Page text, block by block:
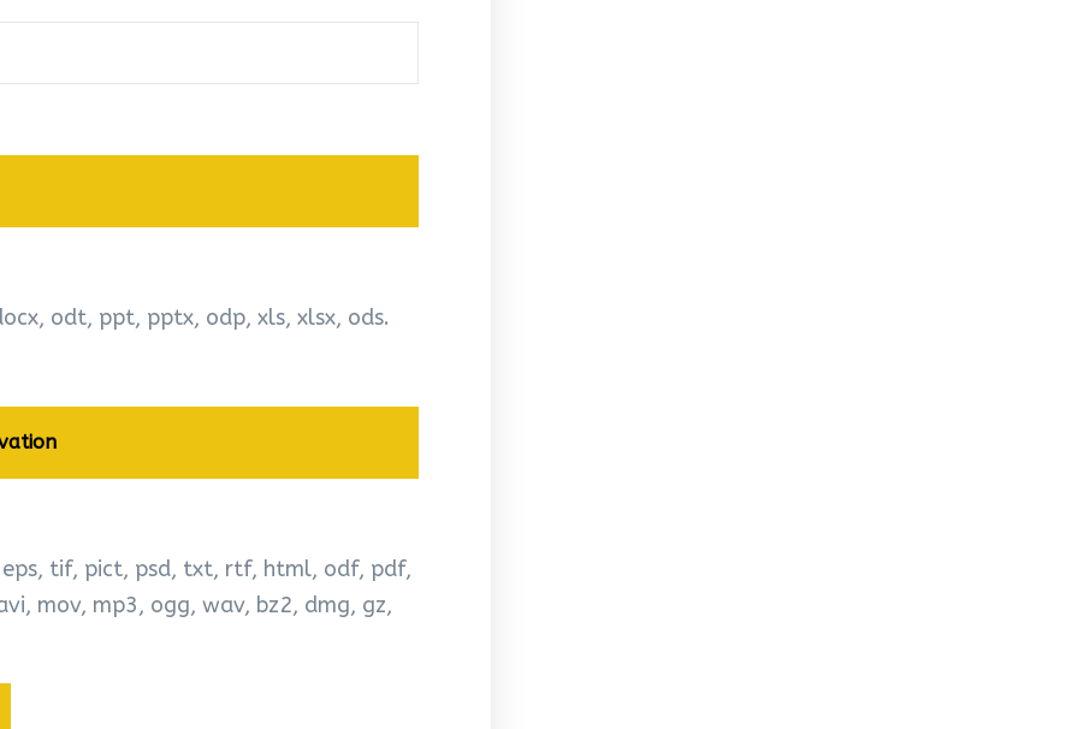
odt, ppt, pptx, odp, xls, xlsx, ods.
eps, tif, pict, psd, txt, rtf, html, odf, pdf,
mov, mp3, ogg, wav, bz2, dmg, gz,